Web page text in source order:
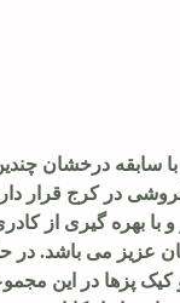
سابقه درخشان
در کرج قرار
با بهره گیری از
عزیز می باشد. در
کیک پزها در این